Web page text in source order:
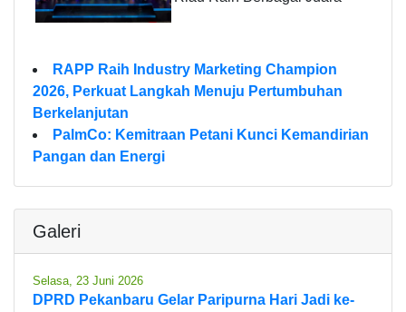
RAPP Raih Industry Marketing Champion
2026, Perkuat Langkah Menuju Pertumbuhan
Berkelanjutan
PalmCo: Kemitraan Petani Kunci Kemandirian
Pangan dan Energi
Galeri
Selasa, 23 Juni 2026
DPRD Pekanbaru Gelar Paripurna Hari Jadi ke-